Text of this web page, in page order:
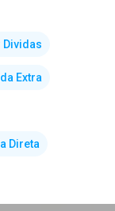
Dividas
Extra
Direta